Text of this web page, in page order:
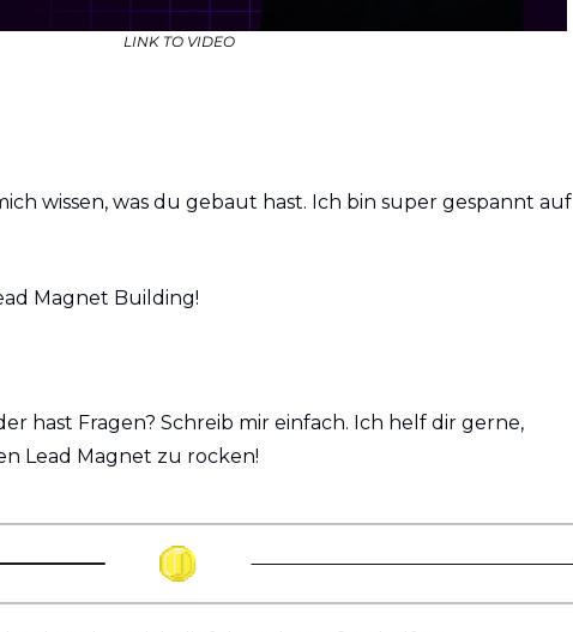
LINK TO VIDEO
wissen, was du gebaut hast. Ich bin super gespannt auf
Magnet Building!
hast Fragen? Schreib mir einfach. Ich helf dir gerne,
Lead Magnet zu rocken!